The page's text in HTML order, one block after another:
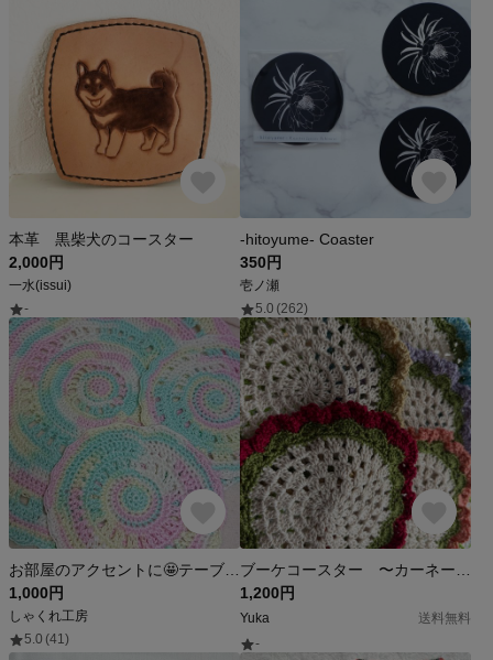
本革 黒柴犬のコースター
2,000円
一水(issui)
-
-hitoyume- Coaster
350円
壱ノ瀬
5.0 (262)
1,000円
しゃくれ工房
5.0 (41)
1,200円
Yuka
送料無料
-